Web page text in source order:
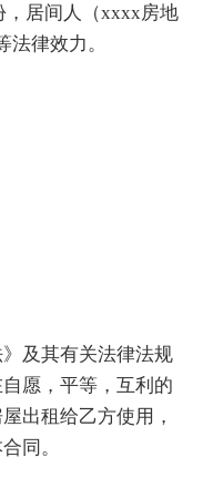
，居间人（xxxx房地
律效力。
及其有关法律法规
愿，平等，互利的
出租给乙方使用，
同。